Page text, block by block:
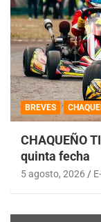
BREVES
CHAQUEÑO
quinta fecha
5 agosto, 2026